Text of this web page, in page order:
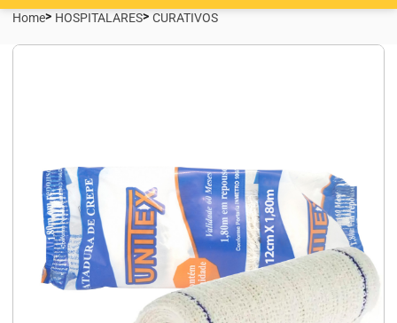
Home HOSPITALARES CURATIVOS